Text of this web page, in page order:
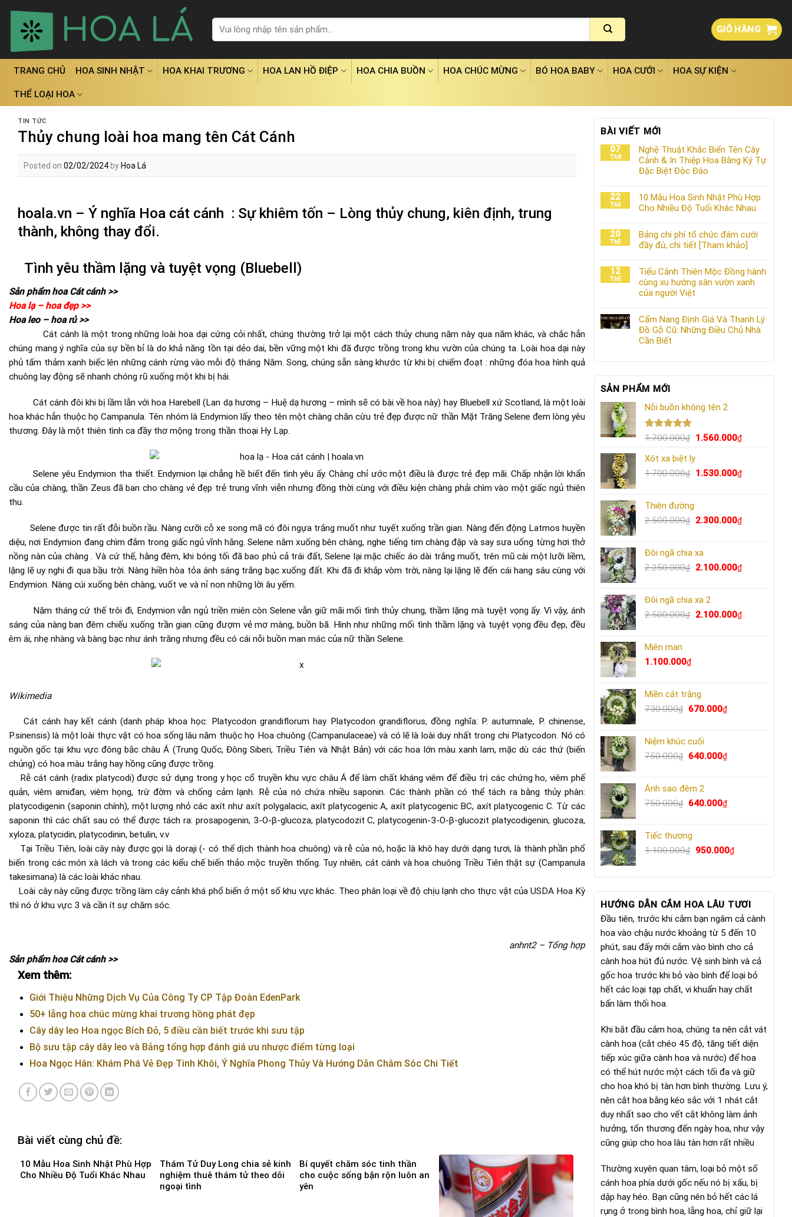
content
Tìm
kiếm:
GIỎ HÀNG
TRANG CHỦ HOA SINH NHẬT HOA KHAI TRƯƠNG HOA LAN HỒ ĐIỆP HOA CHIA BUỒN HOA CHÚC MỪNG BÓ HOA BABY HOA CƯỚI HOA SỰ KIỆN
THỂ LOẠI HOA
TIN TỨC
Thủy chung loài hoa mang tên Cát Cánh
Posted on 02/02/2024 by Hoa Lá
hoala.vn – Ý nghĩa Hoa cát cánh : Sự khiêm tốn – Lòng thủy chung, kiên định, trung
thành, không thay đổi.
Tình yêu thầm lặng và tuyệt vọng (Bluebell)
Sản phẩm hoa Cát cánh >>
Hoa lạ – hoa đẹp >>
Hoa leo – hoa rủ >>
Cát cánh là một trong những loài hoa dại cứng cỏi nhất, chúng thường trở lại một cách thủy chung năm này qua năm khác, và chắc hẳn
chúng mang ý nghĩa của sự bền bỉ là do khả năng tồn tại dẻo dai, bền vững một khi đã được trồng trong khu vườn của chúng ta. Loài hoa dại này
phủ tấm thảm xanh biếc lên những cánh rừng vào mỗi độ tháng Năm. Song, chúng sẵn sàng khước từ khi bị chiếm đoạt : những đóa hoa hình quả
chuông lay động sẽ nhanh chóng rũ xuống một khi bị hái.
Cát cánh đôi khi bị lầm lẫn với hoa Harebell (Lan dạ hương – Huệ dạ hương – mình sẽ có bài về hoa này) hay Bluebell xứ Scotland, là một loài
hoa khác hẳn thuộc họ Campanula. Tên nhóm là Endymion lấy theo tên một chàng chăn cừu trẻ đẹp được nữ thần Mặt Trăng Selene đem lòng yêu
thương. Đây là một thiên tình ca đầy thơ mộng trong thần thoại Hy Lạp.
Selene yêu Endymion tha thiết. Endymion lại chẳng hề biết đến tình yêu ấy. Chàng chỉ ước một điều là được trẻ đẹp mãi. Chấp nhận lời khẩn
cầu của chàng, thần Zeus đã ban cho chàng vẻ đẹp trẻ trung vĩnh viễn nhưng đồng thời cùng với điều kiện chàng phải chìm vào một giấc ngủ thiên
thu.
Selene được tin rất đỗi buồn rầu. Nàng cưỡi cỗ xe song mã có đôi ngựa trắng muốt như tuyết xuống trần gian. Nàng đến động Latmos huyền
diệu, nơi Endymion đang chìm đắm trong giấc ngủ vĩnh hằng. Selene nằm xuống bên chàng, nghe tiếng tim chàng đập và say sưa uống từng hơi thở
nồng nàn của chàng . Và cứ thế, hằng đêm, khi bóng tối đã bao phủ cả trái đất, Selene lại mặc chiếc áo dài trắng muốt, trên mũ cài một lưỡi liềm,
lặng lẽ uy nghi đi qua bầu trời. Nàng hiền hòa tỏa ánh sáng trắng bạc xuống đất. Khi đã đi khắp vòm trời, nàng lại lặng lẽ đến cái hang sâu cùng với
Endymion. Nàng cúi xuống bên chàng, vuốt ve và nỉ non những lời âu yếm.
Năm tháng cứ thế trôi đi, Endymion vẫn ngủ triền miên còn Selene vẫn giữ mãi mối tình thủy chung, thầm lặng mà tuyệt vọng ấy. Vì vậy, ánh
sáng của nàng ban đêm chiếu xuống trần gian cũng đượm vẻ mơ màng, buồn bã. Hình như những mối tình thầm lặng và tuyệt vọng đều đẹp, đều
êm ái, nhẹ nhàng và bàng bạc như ánh trăng nhưng đều có cái nỗi buồn man mác của nữ thần Selene.
Wikimedia
Cát cánh hay kết cánh (danh pháp khoa học: Platycodon grandiflorum hay Platycodon grandiflorus, đồng nghĩa: P. autumnale, P. chinense,
P.sinensis) là một loài thực vật có hoa sống lâu năm thuộc họ Hoa chuông (Campanulaceae) và có lẽ là loài duy nhất trong chi Platycodon. Nó có
nguồn gốc tại khu vực đông bắc châu Á (Trung Quốc, Đông Siberi, Triều Tiên và Nhật Bản) với các hoa lớn màu xanh lam, mặc dù các thứ (biến
chủng) có hoa màu trắng hay hồng cũng được trồng.
Rễ cát cánh (radix platycodi) được sử dụng trong y học cổ truyền khu vực châu Á để làm chất kháng viêm để điều trị các chứng ho, viêm phế
quản, viêm amiđan, viêm họng, trừ đờm và chống cảm lạnh. Rễ của nó chứa nhiều saponin. Các thành phần có thể tách ra bằng thủy phân:
platycodigenin (saponin chính), một lượng nhỏ các axít như axít polygalacic, axít platycogenic A, axít platycogenic BC, axít platycogenic C. Từ các
saponin thì các chất sau có thể được tách ra: prosapogenin, 3-O-β-glucoza, platycodozit C, platycogenin-3-O-β-glucozit platycodigenin, glucoza,
xyloza, platycidin, platycodinin, betulin, v.v
Tại Triều Tiên, loài cây này được gọi là doraji (- có thể dịch thành hoa chuông) và rễ của nó, hoặc là khô hay dưới dạng tươi, là thành phần phổ
biến trong các món xà lách và trong các kiểu chế biến thảo mộc truyền thống. Tuy nhiên, cát cánh và hoa chuông Triều Tiên thật sự (Campanula
takesimana) là các loài khác nhau.
Loài cây này cũng được trồng làm cây cảnh khá phổ biến ở một số khu vực khác. Theo phân loại về độ chịu lạnh cho thực vật của USDA Hoa Kỳ
thì nó ở khu vực 3 và cần ít sự chăm sóc.
anhnt2 – Tổng hợp
Sản phẩm hoa Cát cánh >>
Xem thêm:
Giới Thiệu Những Dịch Vụ Của Công Ty CP Tập Đoàn EdenPark
50+ lẵng hoa chúc mừng khai trương hồng phát đẹp
Cây dây leo Hoa ngọc Bích Đỏ, 5 điều cần biết trước khi sưu tập
Bộ sưu tập cây dây leo và Bảng tổng hợp đánh giá ưu nhược điểm từng loại
Hoa Ngọc Hân: Khám Phá Vẻ Đẹp Tinh Khôi, Ý Nghĩa Phong Thủy Và Hướng Dẫn Chăm Sóc Chi Tiết
Bài viết cùng chủ đề:
10 Mẫu Hoa Sinh Nhật Phù Hợp
Cho Nhiều Độ Tuổi Khác Nhau
Thám Tử Duy Long chia sẻ kinh
nghiệm thuê thám tử theo dõi
ngoại tình
Bí quyết chăm sóc tinh thần
cho cuộc sống bận rộn luôn an
yên
BÀI VIẾT MỚI
07
Th8
Nghệ Thuật Khắc Biển Tên Cây
Cảnh & In Thiệp Hoa Bằng Ký Tự
Đặc Biệt Độc Đáo
22
Th5
10 Mẫu Hoa Sinh Nhật Phù Hợp
Cho Nhiều Độ Tuổi Khác Nhau
20
Th5
Bảng chi phí tổ chức đám cưới
đầy đủ, chi tiết [Tham khảo]
12
Th5
Tiểu Cảnh Thiên Mộc Đồng hành
cùng xu hướng sân vườn xanh
của người Việt
Cẩm Nang Định Giá Và Thanh Lý
Đồ Gỗ Cũ: Những Điều Chủ Nhà
Cần Biết
SẢN PHẨM MỚI
Nỗi buồn không tên 2
Được xếp
5 sao
1.700.000₫
Giá
là:
1.700.000₫.
1.560.000₫Giá
là:
Xót xa biệt ly
1.700.000₫
Giá
1.530.000₫Giá
1.530.000₫.
Thiên đường
2.500.000₫
Giá
2.500.000₫.
2.300.000₫Giá
2.300.000₫.
Đôi ngã chia xa
2.250.000₫
Giá
2.250.000₫.
2.100.000₫Giá
2.100.000₫.
Đôi ngã chia xa 2
2.500.000₫
Giá
2.100.000₫Giá
Miên man
1.100.000₫
Miền cát trắng
730.000₫
Giá
730.000₫.
670.000₫Giá
670.000₫.
Niệm khúc cuối
750.000₫
Giá
750.000₫.
640.000₫Giá
640.000₫.
Ánh sao đêm 2
750.000₫
Giá
750.000₫.
640.000₫Giá
640.000₫.
Tiếc thương
1.100.000₫
Giá
950.000₫Giá
HƯỚNG DẪN CẮM HOA LÂU TƯƠI
Đầu tiên, trước khi cắm bạn ngâm cả cành
hoa vào chậu nước khoảng từ 5 đến 10
phút, sau đấy mới cắm vào bình cho cả
cành hoa hút đủ nước. Vệ sinh bình và cả
gốc hoa trước khi bỏ vào bình để loại bỏ
hết các loại tạp chất, vi khuẩn hay chất
bẩn làm thối hoa.
Khi bắt đầu cắm hoa, chúng ta nên cắt vát
cành hoa (cắt chéo 45 độ, tăng tiết diện
tiếp xúc giữa cành hoa và nước) để hoa
có thể hút nước một cách tối đa và giữ
cho hoa khó bị tàn hơn bình thường. Lưu ý,
nên cắt hoa bằng kéo sắc với 1 nhát cắt
duy nhất sao cho vết cắt không làm ảnh
hưởng, tổn thương đến ngày hoa, như vậy
cũng giúp cho hoa lâu tàn hơn rất nhiều
Thường xuyên quan tâm, loại bỏ một số
cánh hoa phía dưới gốc nếu nó bị xấu, bị
dập hay héo. Bạn cũng nên bỏ hết các lá
rụng ở trong bình hoa, lẵng hoa, chỉ giữ lại